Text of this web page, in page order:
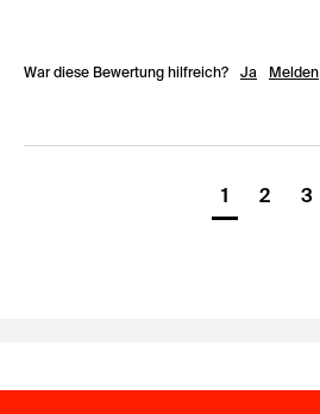
War diese Bewertung hilfreich? Ja Melden
1 2 3